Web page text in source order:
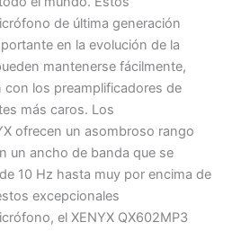
de última generación
en la evolución de la
mantenerse fácilmente,
los preamplificadores de
más caros. Los
ofrecen un asombroso rango
un ancho de banda que se
10 Hz hasta muy por encima de
excepcionales
el XENYX QX602MP3